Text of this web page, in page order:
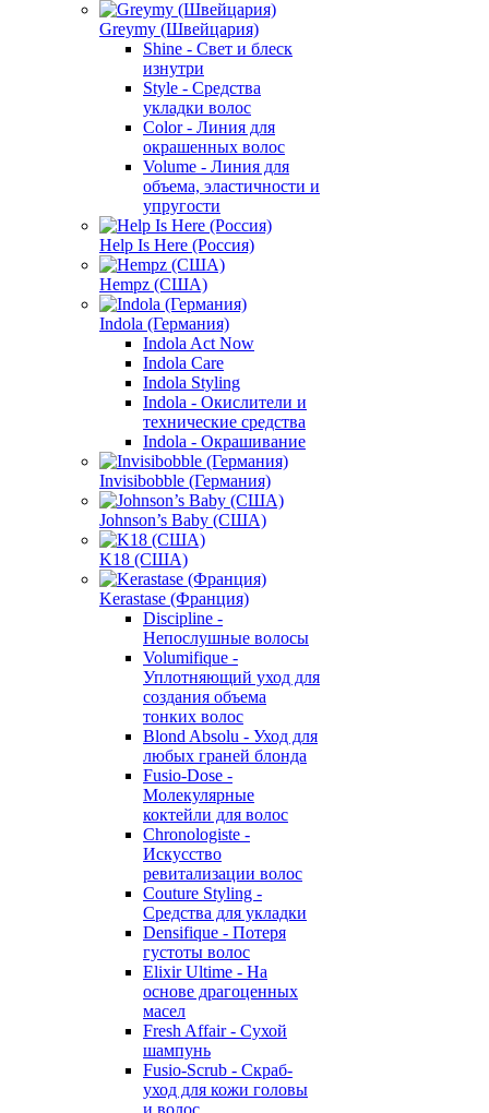
Greymy (Швейцария)
Shine - Свет и блеск
изнутри
Style - Средства
укладки волос
Color - Линия для
окрашенных волос
Volume - Линия для
объема, эластичности и
упругости
Help Is Here (Россия)
Hempz (США)
Indola (Германия)
Indola Act Now
Indola Care
Indola Styling
Indola - Окислители и
технические средства
Indola - Окрашивание
Invisibobble (Германия)
Johnson’s Baby (США)
K18 (США)
Kerastase (Франция)
Discipline -
Непослушные волосы
Volumifique -
Уплотняющий уход для
создания объема
тонких волос
Blond Absolu - Уход для
любых граней блонда
Fusio-Dose -
Молекулярные
коктейли для волос
Chronologiste -
Искусство
ревитализации волос
Couture Styling -
Средства для укладки
Densifique - Потеря
густоты волос
Elixir Ultime - На
основе драгоценных
масел
Fresh Affair - Сухой
шампунь
Fusio-Scrub - Скраб-
уход для кожи головы
и волос